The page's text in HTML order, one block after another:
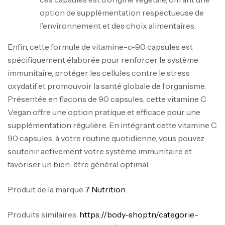
option de supplémentation respectueuse de
l’environnement et des choix alimentaires.
Enfin, cette formule de vitamine-c-90 capsules est
spécifiquement élaborée pour renforcer le système
immunitaire, protéger les cellules contre le stress
oxydatif et promouvoir la santé globale de l’organisme.
Présentée en flacons de 90 capsules, cette vitamine C
Vegan offre une option pratique et efficace pour une
supplémentation régulière. En intégrant cette vitamine C
90 capsules à votre routine quotidienne, vous pouvez
soutenir activement votre système immunitaire et
favoriser un bien-être général optimal.
Produit de la marque 7 Nutrition
Produits similaires: https://body-shop.tn/categorie-
Mega Creatine CREAPURE – 306 Gr –
Biotech USA
CREATINE
د.ت126
100% Pure Whey – 2,27kg – BIOTECHUSA
Autres
د.ت 269